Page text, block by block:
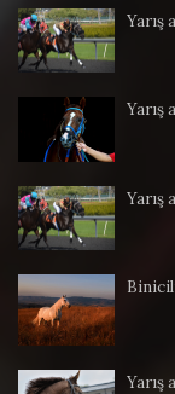
Yarış
Yarış
Yarış
Yarış